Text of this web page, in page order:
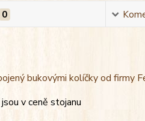
0
bukovými kolíčky od firmy
v ceně stojanu